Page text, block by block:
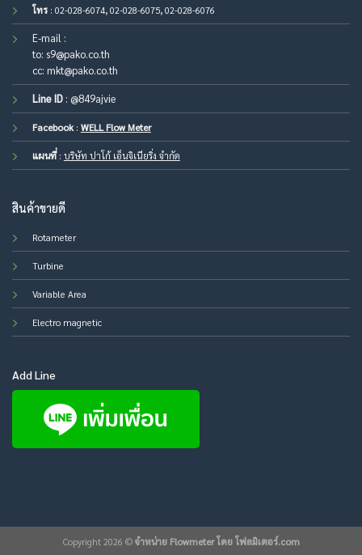
โทร: 02-028-6074, 02-028-6075, 02-028-6076
E-mail :
to: s9@pako.co.th
cc: mkt@pako.co.th
Line ID: @849ajvie
Facebook: WELL Flow Meter
แผนที่: บริษัท ปาโก้ เอ็นจิเนียริ่ง จำกัด
สินค้าขายดี
Rotameter
Turbine
Variable Area
Electro magnetic
Add Line
Copyright 2026 © จำหน่าย Flowmeter โดย โฟลมิเตอร์.com